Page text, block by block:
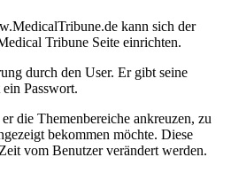
kann sich der
Tribune Seite einrichten.
durch den User. Er gibt seine
Passwort.
die Themenbereiche ankreuzen, zu
bekommen möchte. Diese
vom Benutzer verändert werden.